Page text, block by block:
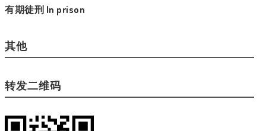
有期徒刑 In prison
其他
转发二维码